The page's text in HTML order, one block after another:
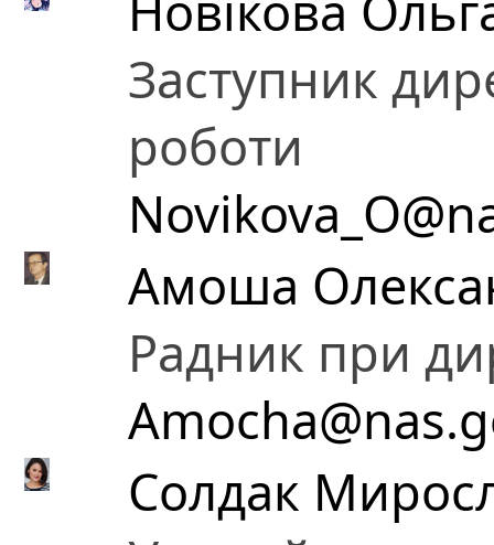
Заступник
роботи
Амоша
Радник при
Солдак